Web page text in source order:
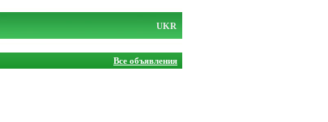
UKR
Все объявления